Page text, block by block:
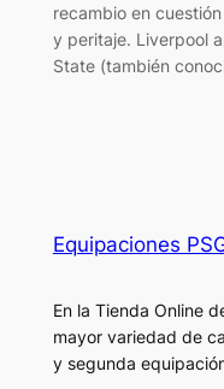
recambio en
y peritaje. Liverpool
State (también
Equipaciones
En la Tienda Online
mayor variedad de
y segunda